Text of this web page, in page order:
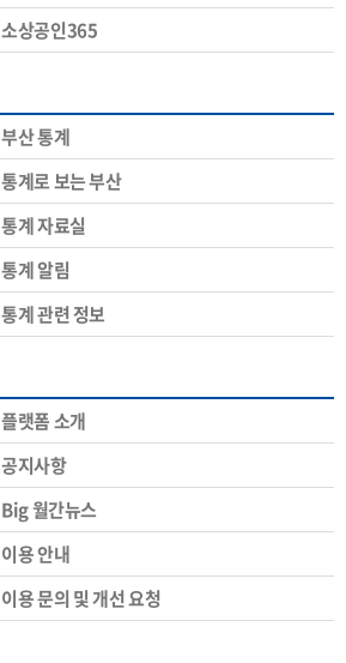
소상공인365
부산 통계
통계로 보는 부산
통계 자료실
통계 알림
통계 관련 정보
플랫폼 소개
공지사항
Big 월간뉴스
이용 안내
이용 문의 및 개선 요청